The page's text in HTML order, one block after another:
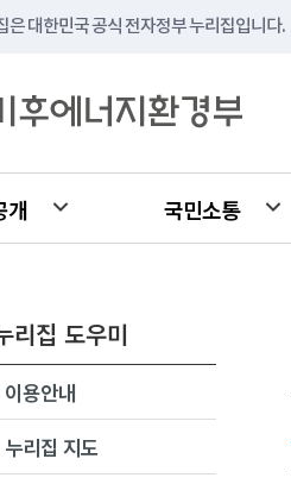
은 대한민국 공식 전자정부 누리집입니다.
개 국민소통
리집 도우미
이용안내
누리집 지도